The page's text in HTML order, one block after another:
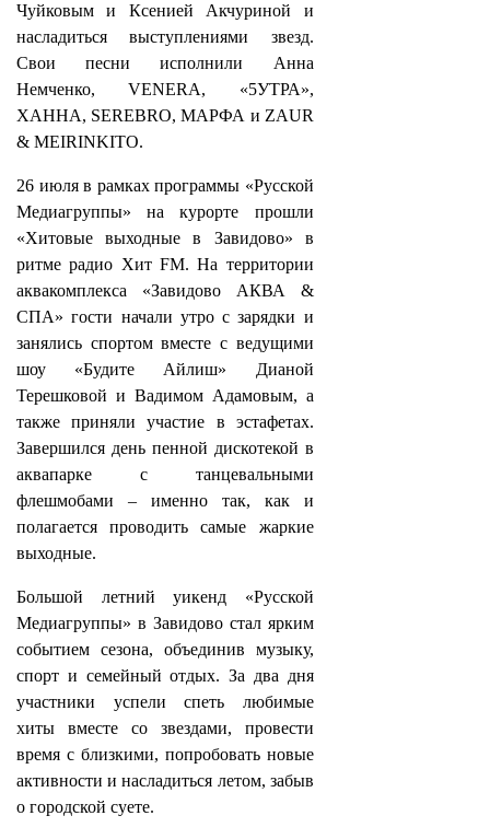
Чуйковым и Ксенией Акчуриной и
насладиться выступлениями звезд.
Свои песни исполнили Анна
Немченко, VENERA, «5УТРА»,
ХАННА, SEREBRO, МАРФА и ZAUR
& MEIRINKITO.
26 июля в рамках программы «Русской
Медиагруппы» на курорте прошли
«Хитовые выходные в Завидово» в
ритме радио Хит FM. На территории
аквакомплекса «Завидово АКВА &
СПА» гости начали утро с зарядки и
занялись спортом вместе с ведущими
шоу «Будите Айлиш» Дианой
Терешковой и Вадимом Адамовым, а
также приняли участие в эстафетах.
Завершился день пенной дискотекой в
аквапарке с танцевальными
флешмобами – именно так, как и
полагается проводить самые жаркие
выходные.
Большой летний уикенд «Русской
Медиагруппы» в Завидово стал ярким
событием сезона, объединив музыку,
спорт и семейный отдых. За два дня
участники успели спеть любимые
хиты вместе со звездами, провести
время с близкими, попробовать новые
активности и насладиться летом, забыв
о городской суете.